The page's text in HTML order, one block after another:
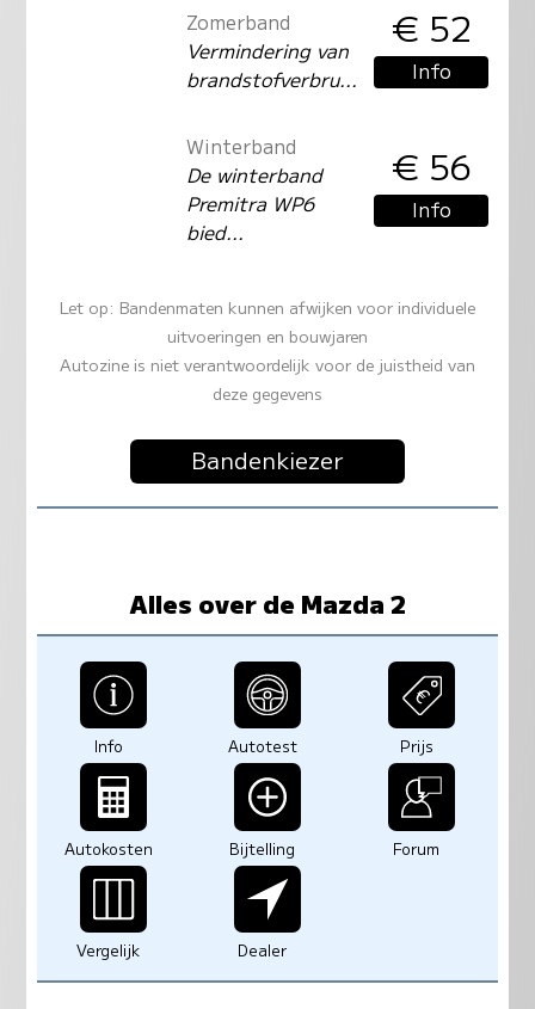
Zomerband
Vermindering van
brandstofverbru...
€ 52
Info
Winterband
De winterband
Premitra WP6
bied...
€ 56
Info
Let op: Bandenmaten kunnen afwijken voor individuele
uitvoeringen en bouwjaren
Autozine is niet verantwoordelijk voor de juistheid van
deze gegevens
Bandenkiezer
Alles over de Mazda 2
Info Autotest Prijs
Autokosten Bijtelling Forum
Vergelijk Dealer